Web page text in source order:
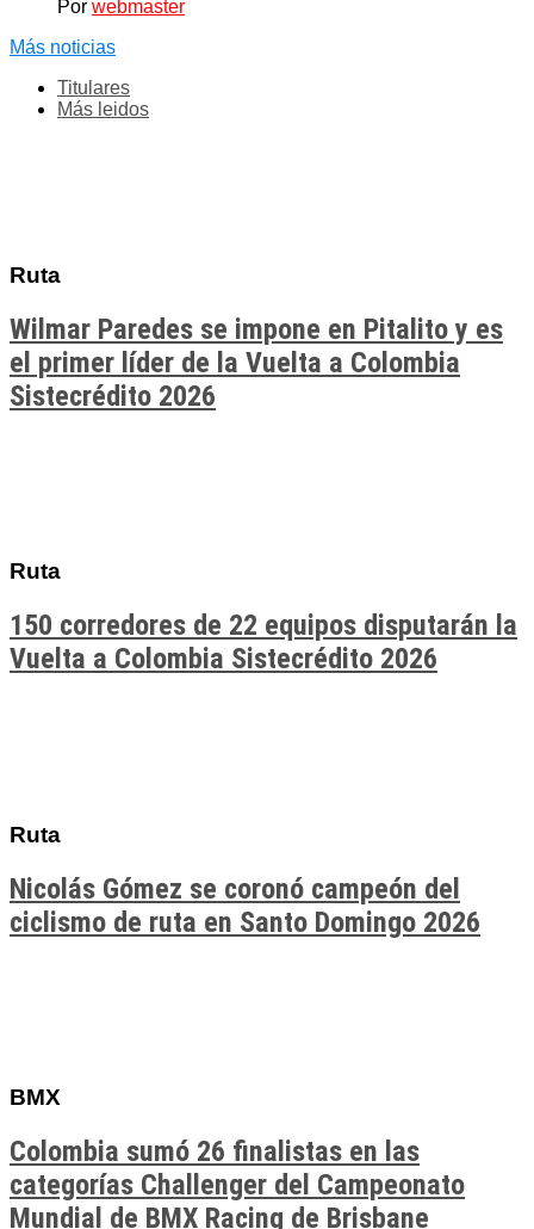
Por webmaster
Más noticias
Titulares
Más leidos
Ruta
Wilmar Paredes se impone en Pitalito y es
el primer líder de la Vuelta a Colombia
Sistecrédito 2026
Ruta
150 corredores de 22 equipos disputarán la
Vuelta a Colombia Sistecrédito 2026
Ruta
Nicolás Gómez se coronó campeón del
ciclismo de ruta en Santo Domingo 2026
BMX
Colombia sumó 26 finalistas en las
categorías Challenger del Campeonato
Mundial de BMX Racing de Brisbane